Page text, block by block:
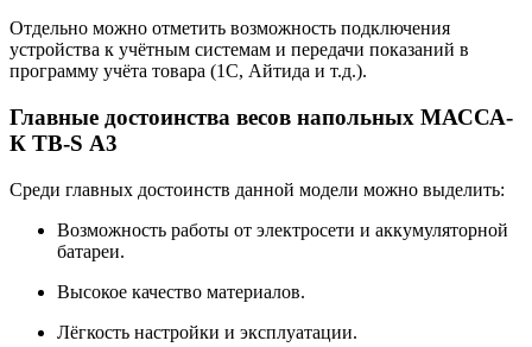
Отдельно можно отметить возможность подключения
устройства к учётным системам и передачи показаний в
программу учёта товара (1С, Айтида и т.д.).
Главные достоинства весов напольных МАССА-
К TB-S А3
Среди главных достоинств данной модели можно выделить:
Возможность работы от электросети и аккумуляторной
батареи.
Высокое качество материалов.
Лёгкость настройки и эксплуатации.